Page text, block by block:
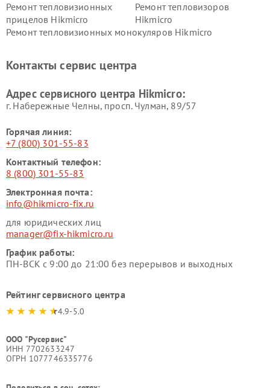
Ремонт тепловизионных
прицелов Hikmicro
Ремонт тепловизоров
Hikmicro
Ремонт тепловизионных монокуляров Hikmicro
Контакты сервис центра
Адрес сервисного центра Hikmicro:
г. Набережные Челны, просп. Чулман, 89/57
Горячая линия:
+7 (800) 301-55-83
Контактный телефон:
8 (800) 301-55-83
Электронная почта:
info@hikmicro-fix.ru
для юридических лиц
manager@fix-hikmicro.ru
График работы:
ПН-ВСК с 9:00 до 21:00 без перерывов и выходных
Рейтинг сервисного центра
4.9-5.0
ООО "Русервис"
ИНН 7702633247
ОГРН 1077746335776